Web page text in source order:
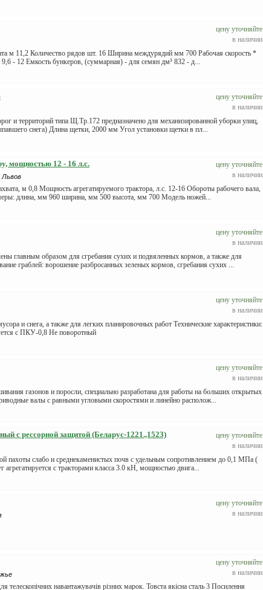
цену уточняйте
в наличии
м 11,2 Количество рядов шт. 16 Ширина междурядий мм 700 Рабочая скорость *
- 12 Емкость бункеров, (суммарная) - для семян дм³ 832 - д...
цену уточняйте
в наличии
и территорий типа Щ.Тр.172 предназначено для механизированной уборки улиц,
снега) Длина щетки, 2000 мм Угол установки щетки в пл...
цену уточняйте
в наличии
мощностью 12 - 16 л.с.
Львов
м 0,8 Мощность агрегатируемого трактора, л.с. 12-16 Обороты рабочего вала,
длина, мм 960 ширина, мм 500 высота, мм 700 Модель ножей...
цену уточняйте
в наличии
главным образом для сгребания сухих и подвяленных кормов, а также для
граблей: ворошение разбросанных зеленых кормов, сгребания сухих ...
цену уточняйте
в наличии
и снега, а также для легких планировочных работ Технические характеристики:
с ПКУ-0,8 Не поворотный
цену уточняйте
в наличии
газонов и поросли, специально разработана для работы на больших открытых
валы с равными угловыми скоростями и линейно располож...
цену уточняйте
в наличии
с рессорной защитой (Беларус-1221.,1523)
пахоты слабо и среднекаменистых почв с удельным сопротивлением до 0,1 МПа (
с тракторами класса 3.0 кН, мощностью двига...
цену уточняйте
в наличии
цену уточняйте
в наличии
телескопічних навантажувачів різних марок. Товста якісна сталь 3 Посилення